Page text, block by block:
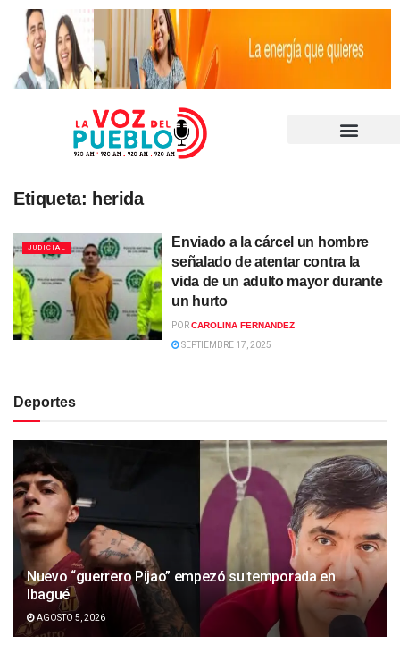
Etiqueta: herida
JUDICIAL
Enviado a la cárcel un hombre
señalado de atentar contra la
vida de un adulto mayor durante
un hurto
PORCAROLINA FERNANDEZ
SEPTIEMBRE 17, 2025
Deportes
Nuevo “guerrero Pijao” empezó su temporada en
Ibagué
AGOSTO 5, 2026